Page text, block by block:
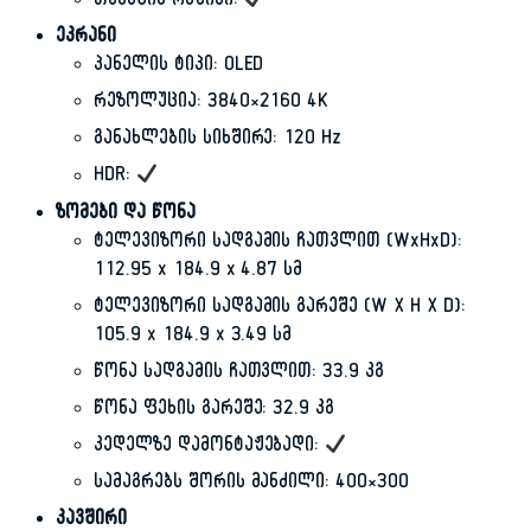
ეკრანი
პანელის ტიპი: OLED
რეზოლუცია: 3840×2160 4K
განახლების სიხშირე: 120 Hz
HDR:
ზომები და წონა
ტელევიზორი სადგამის ჩათვლით (WxHxD):
112.95 x 184.9 x 4.87 სმ
ტელევიზორი სადგამის გარეშე (W X H X D):
105.9 x 184.9 x 3.49 სმ
წონა სადგამის ჩათვლით: 33.9 კგ
წონა ფეხის გარეშე: 32.9 კგ
კედელზე დამონტაჟებადი:
სამაგრებს შორის მანძილი: 400×300
კავშირი